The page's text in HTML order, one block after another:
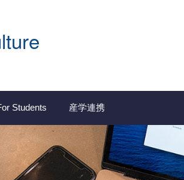
Students 産学連携